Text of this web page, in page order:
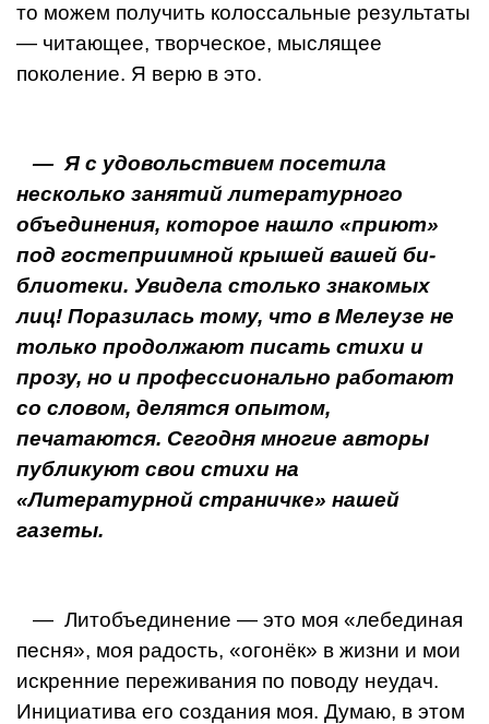
то можем полу­чить колоссальные результаты
— читающее, творческое, мыслящее
поколение. Я верю в это.
— Я с удовольствием посетила
несколько заня­тий литературного
объединения, которое нашло «приют»
под гостеприимной крышей вашей би­
блиотеки. Увидела столько знакомых
лиц! Порази­лась тому, что в Мелеузе не
только продолжают писать стихи и
прозу, но и профессионально работают
со словом, делятся опытом,
печатаются. Сегодня многие авторы
публикуют свои стихи на
«Литературной страничке» нашей
газеты.
— Литобъединение — это моя «лебединая
песня», моя радость, «огонёк» в жизни и мои
искренние пережива­ния по поводу неудач.
Инициатива его создания моя. Думаю, в этом